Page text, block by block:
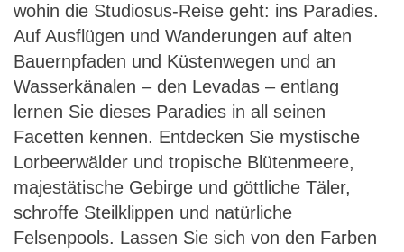
wohin die Studiosus-Reise geht: ins Paradies.
Auf Ausflügen und Wanderungen auf alten
Bauernpfaden und Küstenwegen und an
Wasserkänalen – den Levadas – entlang
lernen Sie dieses Paradies in all seinen
Facetten kennen. Entdecken Sie mystische
Lorbeerwälder und tropische Blütenmeere,
majestätische Gebirge und göttliche Täler,
schroffe Steilklippen und natürliche
Felsenpools. Lassen Sie sich von den Farben